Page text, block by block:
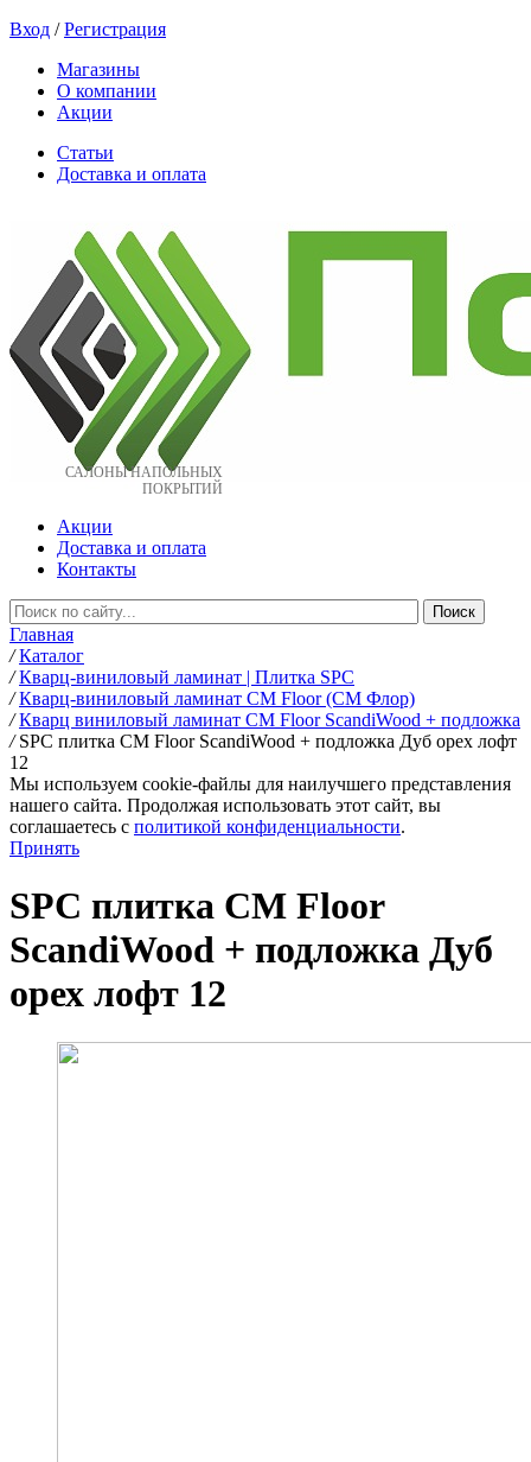
Вход /Регистрация
Магазины
О компании
Акции
Статьи
Доставка и оплата
САЛОНЫ НАПОЛЬНЫХ
ПОКРЫТИЙ
Акции
Доставка и оплата
Контакты
Главная
/ Каталог
/ Кварц-виниловый ламинат | Плитка SPC
/ Кварц-виниловый ламинат CM Floor (СМ Флор)
/ Кварц виниловый ламинат CM Floor ScandiWood + подложка
/ SPC плитка CM Floor ScandiWood + подложка Дуб орех лофт
12
Мы используем cookie-файлы для наилучшего представления
нашего сайта. Продолжая использовать этот сайт, вы
соглашаетесь c политикой конфиденциальности.
Принять
SPC плитка CM Floor
ScandiWood + подложка Дуб
орех лофт 12